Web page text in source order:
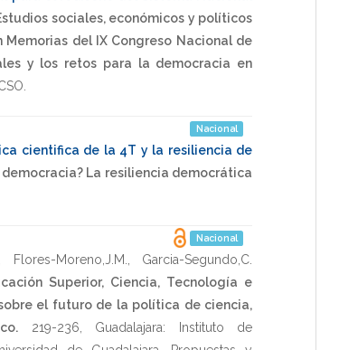
sociales, económicos y políticos
del IX Congreso Nacional de
y los retos para la democracia en
Nacional
cientifica de la 4T y la resiliencia de
democracia? La resiliencia democrática
Nacional
Flores-Moreno,J.M.
Garcia-Segundo,C.
Superior, Ciencia, Tecnología e
el futuro de la política de ciencia,
219-236
Guadalajara: Instituto de